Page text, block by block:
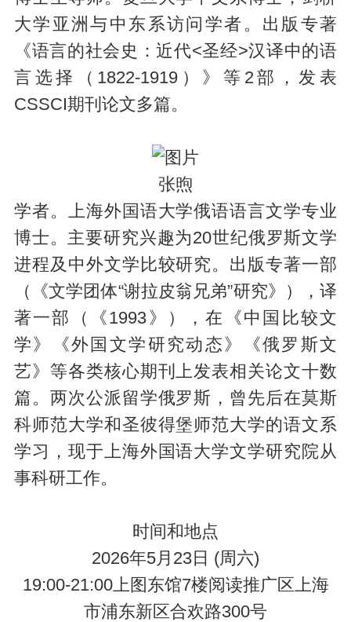
大学亚洲与中东系访问学者。出版专著
《语言的社会史：近代<圣经>汉译中的语
言选择（1822-1919）》等2部，发表
CSSCI期刊论文多篇。
张煦
学者。上海外国语大学俄语语言文学专业
博士。主要研究兴趣为20世纪俄罗斯文学
进程及中外文学比较研究。出版专著一部
（《文学团体“谢拉皮翁兄弟”研究》），译
著一部（《1993》），在《中国比较文
学》《外国文学研究动态》《俄罗斯文
艺》等各类核心期刊上发表相关论文十数
篇。两次公派留学俄罗斯，曾先后在莫斯
科师范大学和圣彼得堡师范大学的语文系
学习，现于上海外国语大学文学研究院从
事科研工作。
时间和地点
2026年5月23日 (周六)
19:00-21:00上图东馆7楼阅读推广区上海
市浦东新区合欢路300号